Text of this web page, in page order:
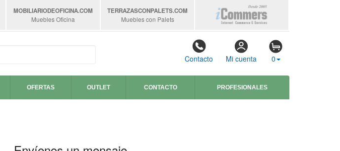
MOBILIARIODEOFICINA.COM
Muebles Oficina
TERRAZASCONPALETS.COM
Muebles con Palets
Contacto Mi cuenta 0
OFERTAS OUTLET CONTACTO PROFESIONALES